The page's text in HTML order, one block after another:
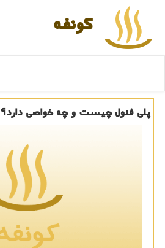
كونفه
پلی فنول چیست و چه خواصی دارد؟